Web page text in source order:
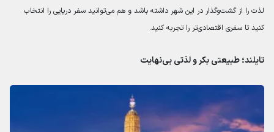
لذت را از گشت‌وگذار در این شهر داشته باشد و هم می‌توانید سفر دریایی را انتخاب
کنید تا سفری اقتصادی‌تر را تجربه کنید.
تایلند؛ طبیعتی بکر و لذتی بی‌نهایت